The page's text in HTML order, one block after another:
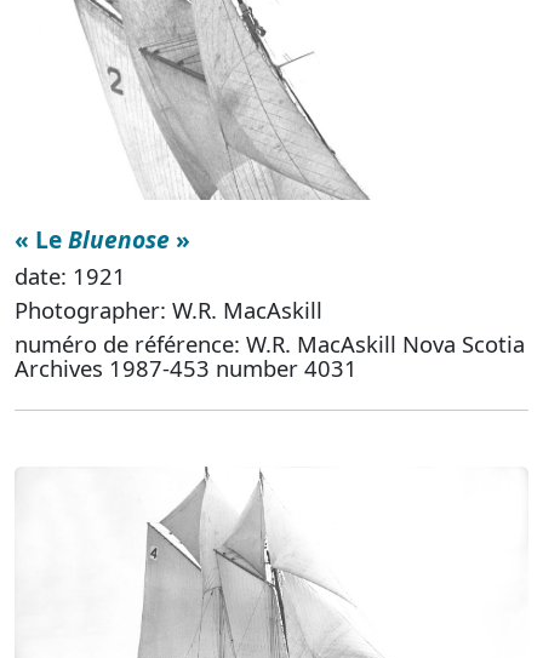
« LeBluenose »
date: 1921
Photographer: W.R. MacAskill
numéro de référence: W.R. MacAskill Nova Scotia
Archives 1987-453 number 4031